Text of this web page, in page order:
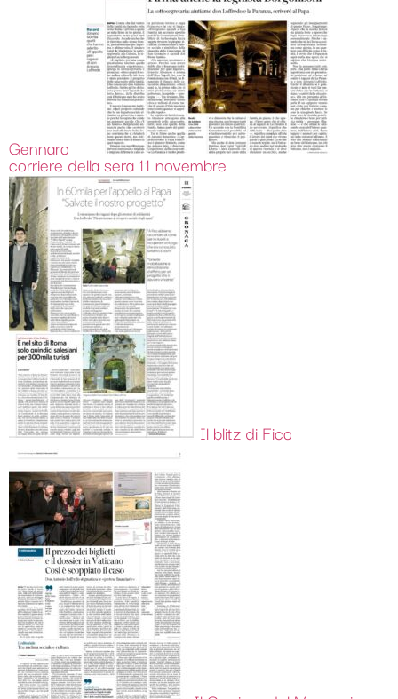
Gennaro
corriere della sera 11 novembre
Il blitz di Fico